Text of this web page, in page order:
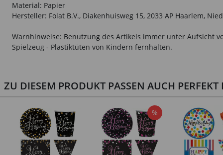
Material: Papier
Hersteller: Folat B.V., Diakenhuisweg 15, 2033 AP Haarlem,
Warnhinweise: Benutzung des Artikels immer unter Aufsicht
Spielzeug - Plastiktüten von Kindern fernhalten.
ZU DIESEM PRODUKT PASSEN AUCH PERFEKT
%